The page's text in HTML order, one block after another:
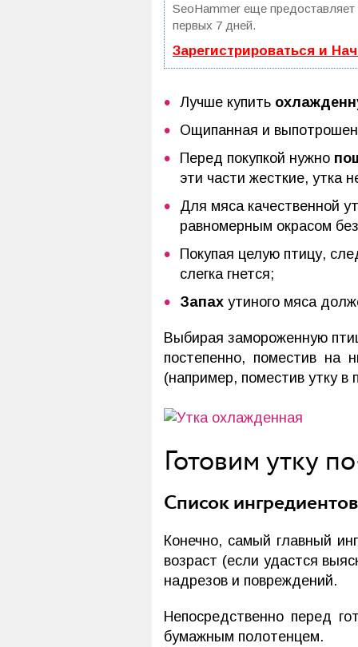
SeoHammer еще
первых 7 дней.
Зарегистрироваться и
Лучше купить
Ощипанная и
Перед покупкой нужно
эти части жесткие, утка
Для мяса качественной
равномерным окрасом
Покупая целую птицу,
слегка гнется;
Запах утиного мяса
Выбирая замороженную
постепенно, поместив на
(например, поместив утку
Готовим утку
Список ингредиентов
Конечно, самый главный
возраст (если удастся
надрезов и повреждений.
Непосредственно перед
бумажным полотенцем.